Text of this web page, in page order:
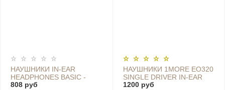
НАУШНИКИ IN-EAR
HEADPHONES BASIC -
HSEJ03JY / ZBW4355TY
808 руб
НАУШНИКИ 1MORE EO320
SINGLE DRIVER IN-EAR
EARPODS, GOLD
1200 руб